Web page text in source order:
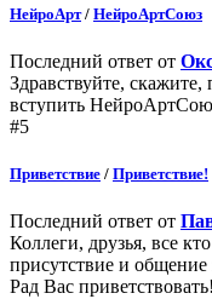
НейроАрт/ НейроАртСоюз
Последний ответ от
Здравствуйте,
вступить
#5
Приветствие / Приветствие!
Последний ответ от
Коллеги, друзья, все
присутствие и общение
Рад Вас приветствовать!